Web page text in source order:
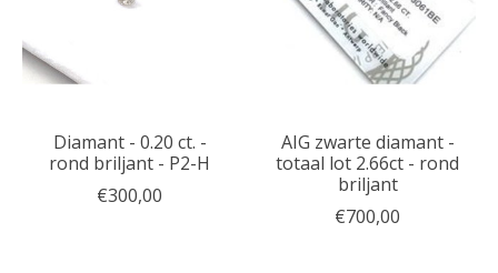
Diamant - 0.20 ct. -
rond briljant - P2-H
€300,00
AIG zwarte diamant -
totaal lot 2.66ct - rond
briljant
€700,00